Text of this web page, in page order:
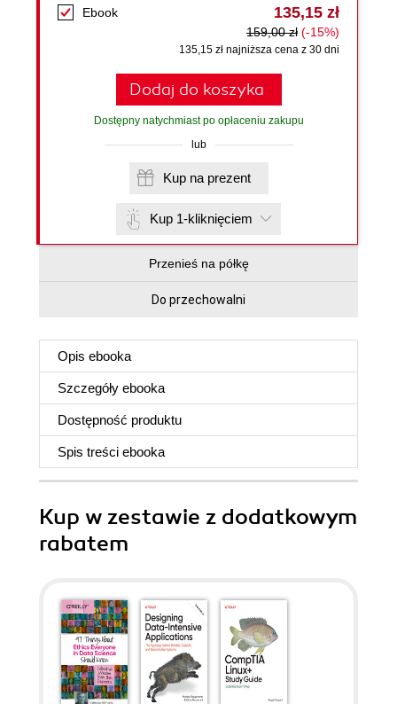
Ebook 135,15 zł
159,00 zł (-15%)
135,15 zł najniższa cena z 30 dni
Dodaj do koszyka
Dostępny natychmiast po opłaceniu zakupu
lub
Kup na prezent
Kup 1-kliknięciem
Przenieś na półkę
Do przechowalni
Opis ebooka
Szczegóły ebooka
Dostępność produktu
Spis treści ebooka
Kup w zestawie z dodatkowym
rabatem